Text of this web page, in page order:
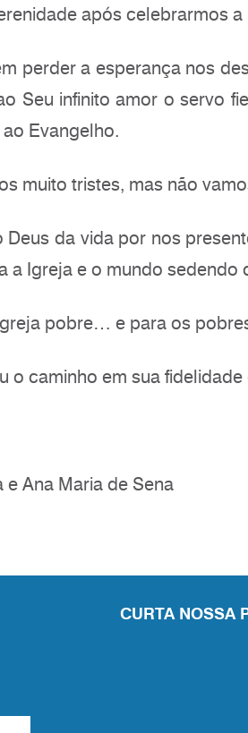
após celebrarmos
perder a esperança nos
Seu infinito amor o servo
Evangelho.
muito tristes, mas não
da vida por nos
a Igreja e o mundo sedendo
pobre… e para os
o caminho em sua
Ana Maria de Sena
CURTA NOSSA